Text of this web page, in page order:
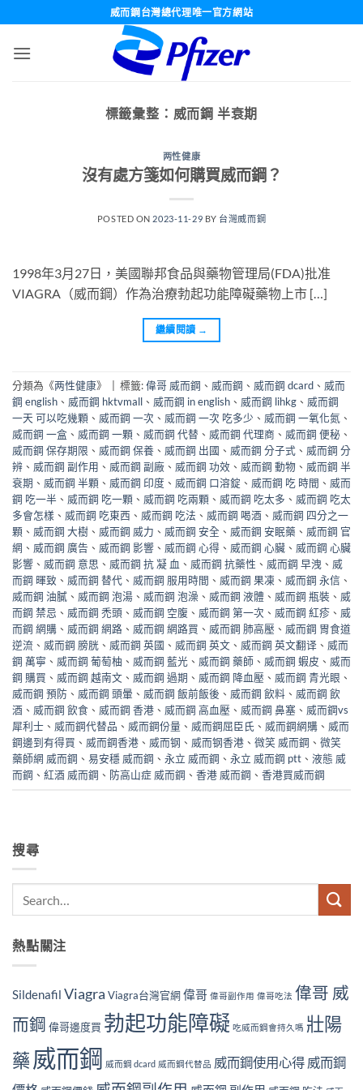
威而鋼台灣總代理唯一官方網站
標籤彙整： 威而鋼 半衰期
两性健康
沒有處方箋如何購買威而鋼？
POSTED ON 2023-11-29 BY 台灣威而鋼
1998年3月27日，美國聯邦食品與藥物管理局(FDA)批准
VIAGRA（威而鋼）作為治療勃起功能障礙藥物上市 […]
繼續閱讀 →
分類為《两性健康》 標籤:偉哥 威而鋼 、 威而鋼 、 威而鋼 dcard 、 威而
鋼 english 、 威而鋼 hktvmall 、 威而鋼 in english 、 威而鋼 lihkg 、 威而鋼
一天 可以吃幾顆 、 威而鋼 一次 、 威而鋼 一次 吃多少 、 威而鋼 一氧化氮 、
威而鋼 一盒 、 威而鋼 一顆 、 威而鋼 代替 、 威而鋼 代理商 、 威而鋼 便秘 、
威而鋼 保存期限 、 威而鋼 保養 、 威而鋼 出國 、 威而鋼 分子式 、 威而鋼 分
辨 、 威而鋼 副作用 、 威而鋼 副廠 、 威而鋼 功效 、 威而鋼 動物 、 威而鋼 半
衰期 、 威而鋼 半顆 、 威而鋼 印度 、 威而鋼 口溶錠 、 威而鋼 吃 時間 、 威而
鋼 吃一半 、 威而鋼 吃一顆 、 威而鋼 吃兩顆 、 威而鋼 吃太多 、 威而鋼 吃太
多會怎樣 、 威而鋼 吃東西 、 威而鋼 吃法 、 威而鋼 喝酒 、 威而鋼 四分之一
顆 、 威而鋼 大樹 、 威而鋼 威力 、 威而鋼 安全 、 威而鋼 安眠藥 、 威而鋼 官
網 、 威而鋼 廣告 、 威而鋼 影響 、 威而鋼 心得 、 威而鋼 心臟 、 威而鋼 心臟
影響 、 威而鋼 意思 、 威而鋼 抗 凝 血 、 威而鋼 抗藥性 、 威而鋼 早洩 、 威
而鋼 暉致 、 威而鋼 替代 、 威而鋼 服用時間 、 威而鋼 果凍 、 威而鋼 永信 、
威而鋼 油膩 、 威而鋼 泡湯 、 威而鋼 泡澡 、 威而鋼 液體 、 威而鋼 瓶裝 、 威
而鋼 禁忌 、 威而鋼 禿頭 、 威而鋼 空腹 、 威而鋼 第一次 、 威而鋼 紅疹 、 威
而鋼 網購 、 威而鋼 網路 、 威而鋼 網路買 、 威而鋼 肺高壓 、 威而鋼 胃食道
逆流 、 威而鋼 膀胱 、 威而鋼 英國 、 威而鋼 英文 、 威而鋼 英文翻译 、 威而
鋼 萬寧 、 威而鋼 葡萄柚 、 威而鋼 藍光 、 威而鋼 藥師 、 威而鋼 蝦皮 、 威而
鋼 購買 、 威而鋼 越南文 、 威而鋼 過期 、 威而鋼 降血壓 、 威而鋼 青光眼 、
威而鋼 預防 、 威而鋼 頭暈 、 威而鋼 飯前飯後 、 威而鋼 飲料 、 威而鋼 飲
酒 、 威而鋼 飲食 、 威而鋼 香港 、 威而鋼 高血壓 、 威而鋼 鼻塞 、 威而鋼vs
犀利士 、 威而鋼代替品 、 威而鋼份量 、 威而鋼屈臣氏 、 威而鋼網購 、 威而
鋼邊到有得買 、 威而鋼香港 、 威而钢 、 威而钢香港 、 微笑 威而鋼 、 微笑
藥師網 威而鋼 、 易安穩 威而鋼 、 永立 威而鋼 、 永立 威而鋼 ptt 、 液態 威
而鋼 、 紅酒 威而鋼 、 防高山症 威而鋼 、 香港 威而鋼 、 香港買威而鋼
搜尋
熱點關注
Sildenafil Viagra Viagra台灣官網偉哥 偉哥副作用 偉哥吃法 偉哥 威
而鋼 偉哥邊度買 勃起功能障礙 吃威而鋼會持久嗎 壯陽
藥 威而鋼 威而鋼 dcard 威而鋼代替品 威而鋼使用心得 威而鋼